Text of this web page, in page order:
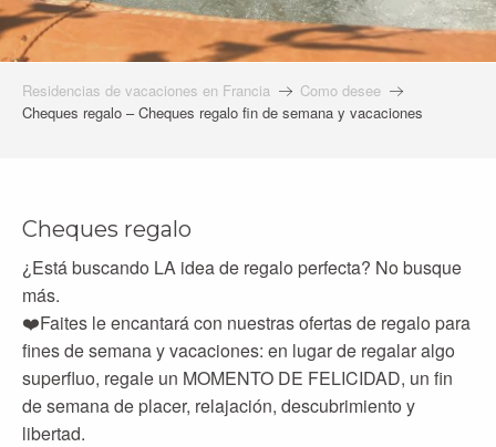
Residencias de vacaciones en Francia
Como desee
Cheques regalo – Cheques regalo fin de semana y vacaciones
Cheques regalo
¿Está buscando LA idea de regalo perfecta? No busque
más.
❤️Faites le encantará con nuestras ofertas de regalo para
fines de semana y vacaciones: en lugar de regalar algo
superfluo, regale un MOMENTO DE FELICIDAD, un fin
de semana de placer, relajación, descubrimiento y
libertad.